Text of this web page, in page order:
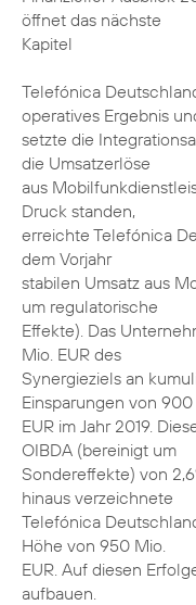
öffnet das nächste
Kapitel
Telefónica
operatives Ergebnis
setzte die
die Umsatzerlöse
aus
Druck standen,
erreichte Telefónica
dem Vorjahr
stabilen Umsatz aus
um regulatorische
Effekte). Das
Mio. EUR des
Synergieziels an
Einsparungen von
EUR im Jahr 2019.
OIBDA (bereinigt um
Sondereffekte) von
hinaus verzeichnete
Telefónica
Höhe von 950 Mio.
EUR. Auf diesen
aufbauen.